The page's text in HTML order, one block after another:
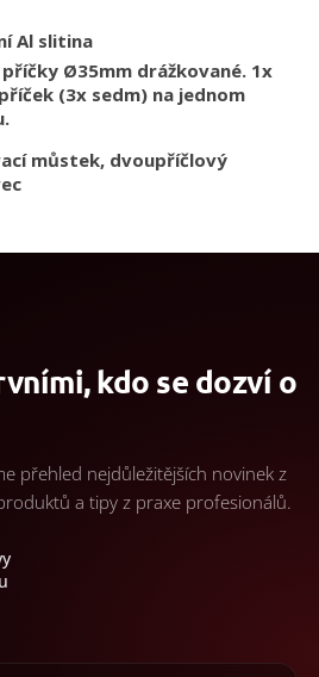
Al slitina
Ø35mm drážkované. 1x
(3x sedm) na jednom
můstek, dvoupříčlový
kdo se dozví o
přehled nejdůležitějších novinek z
a tipy z praxe profesionálů.